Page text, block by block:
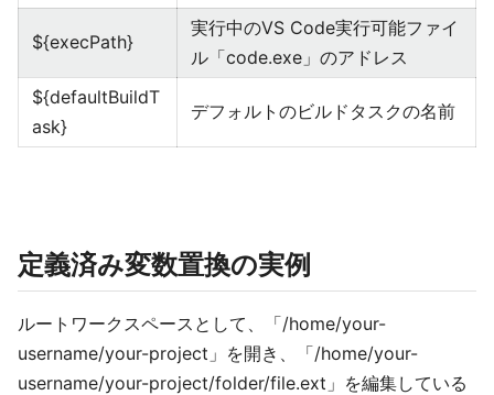
${execPath}
実行中のVS Code実行可能ファイ
ル「code.exe」のアドレス
${defaultBuildT
ask}
デフォルトのビルドタスクの名前
定義済み変数置換の実例
ルートワークスペースとして、「/home/your-
username/your-project」を開き、「/home/your-
username/your-project/folder/file.ext」を編集している